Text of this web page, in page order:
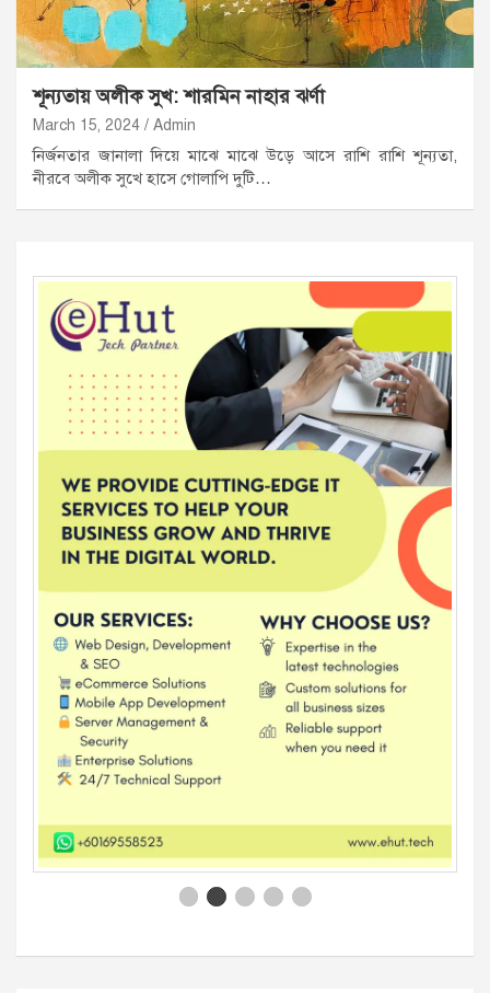
শূন্যতায় অলীক সুখ: শারমিন নাহার ঝর্ণা
March 15, 2024 Admin
নির্জনতার জানালা দিয়ে মাঝে মাঝে উড়ে আসে রাশি রাশি শূন্যতা,
নীরবে অলীক সুখে হাসে গোলাপি দুটি…